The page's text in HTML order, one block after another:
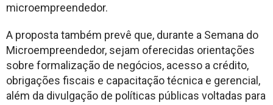
microempreendedor.
A proposta também prevê que, durante a Semana do
Microempreendedor, sejam oferecidas orientações
sobre formalização de negócios, acesso a crédito,
obrigações fiscais e capacitação técnica e gerencial,
além da divulgação de políticas públicas voltadas para